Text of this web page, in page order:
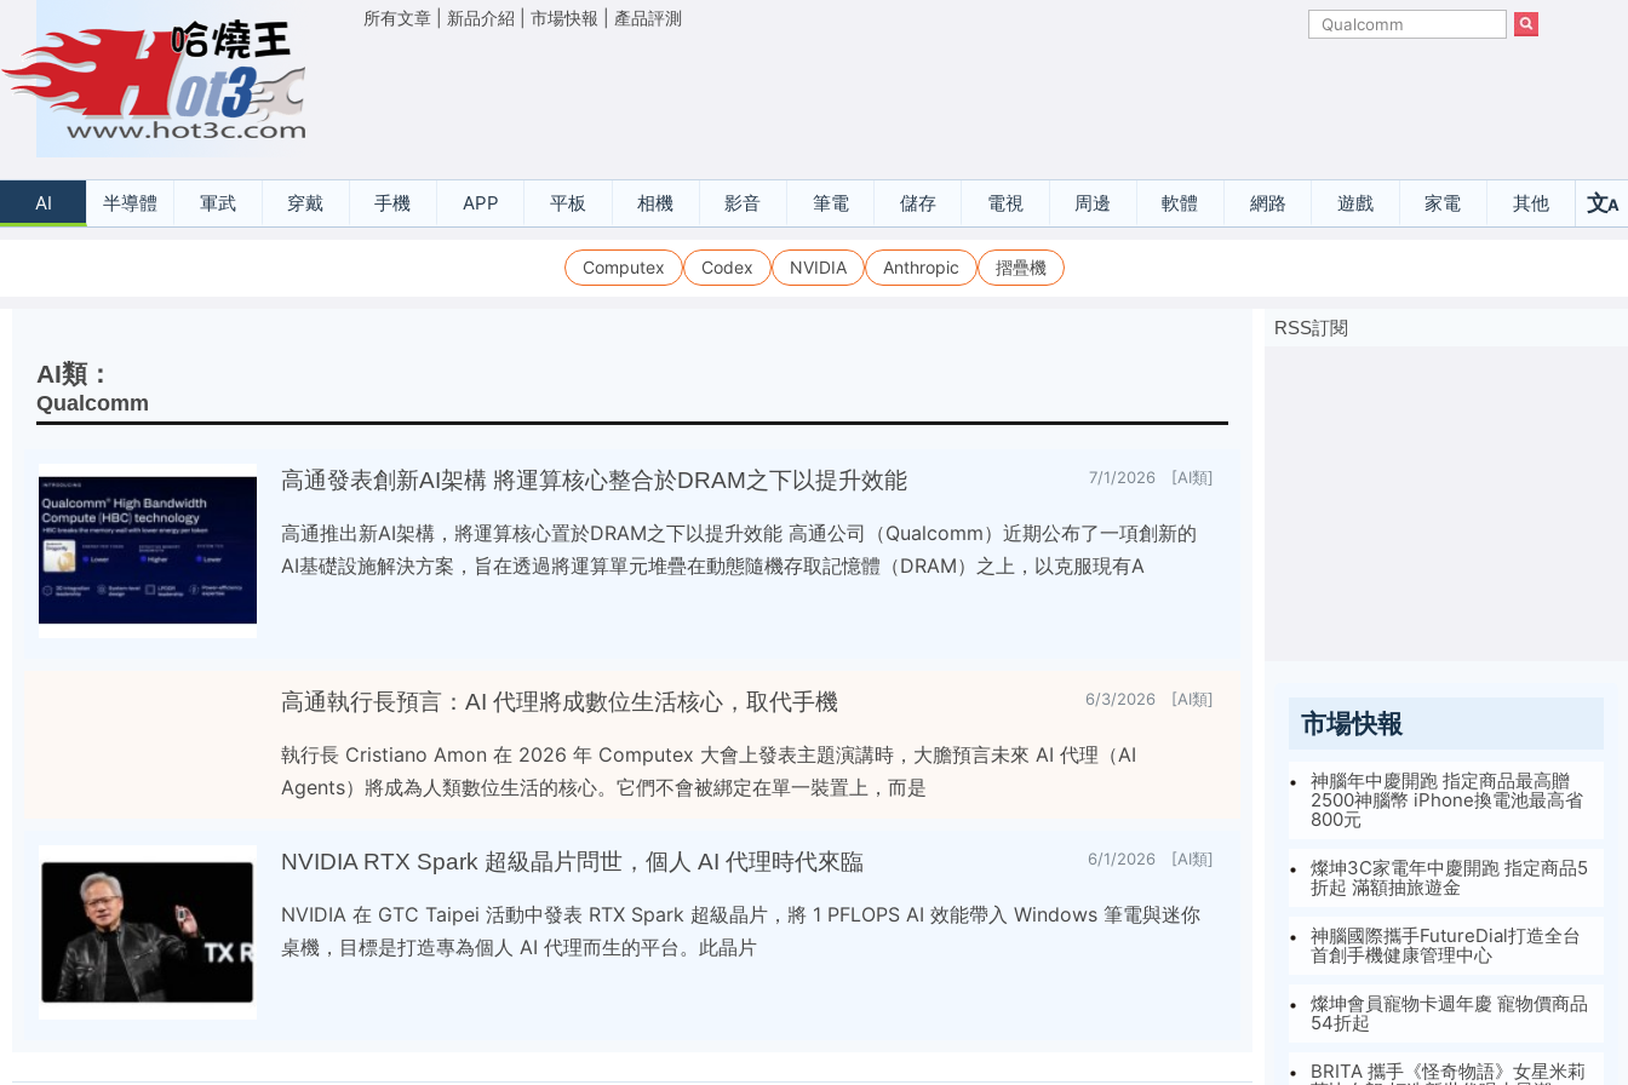
所有文章 新品介紹 市場快報 產品評測
AI 半導體 軍武 穿戴 手機 APP 平板 相機 影音 筆電 儲存 電視 周邊 軟體 網路 遊戲 家電 其他 文A
Computex Codex NVIDIA Anthropic 摺疊機
AI類：
Qualcomm
高通發表創新AI架構 將運算核心整合於DRAM之下以提升效能 7/1/2026 [AI類]
高通推出新AI架構，將運算核心置於DRAM之下以提升效能 高通公司（Qualcomm）近期公布了一項創新的
AI基礎設施解決方案，旨在透過將運算單元堆疊在動態隨機存取記憶體（DRAM）之上，以克服現有A
高通執行長預言：AI 代理將成數位生活核心，取代手機 6/3/2026 [AI類]
執行長 Cristiano Amon 在 2026 年 Computex 大會上發表主題演講時，大膽預言未來 AI 代理（AI
Agents）將成為人類數位生活的核心。它們不會被綁定在單一裝置上，而是
NVIDIA RTX Spark 超級晶片問世，個人 AI 代理時代來臨 6/1/2026 [AI類]
NVIDIA 在 GTC Taipei 活動中發表 RTX Spark 超級晶片，將 1 PFLOPS AI 效能帶入 Windows 筆電與迷你
桌機，目標是打造專為個人 AI 代理而生的平台。此晶片
RSS訂閱
市場快報
神腦年中慶開跑 指定商品最高贈
2500神腦幣 iPhone換電池最高省
800元
燦坤3C家電年中慶開跑 指定商品5
折起 滿額抽旅遊金
神腦國際攜手FutureDial打造全台
首創手機健康管理中心
燦坤會員寵物卡週年慶 寵物價商品
54折起
BRITA 攜手《怪奇物語》女星米莉